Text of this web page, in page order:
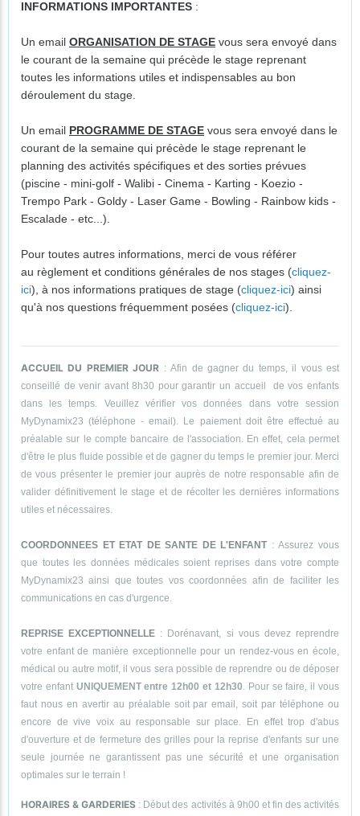
INFORMATIONS IMPORTANTES :
Un email ORGANISATION DE STAGE vous sera envoyé dans
le courant de la semaine qui précède le stage reprenant
toutes les informations utiles et indispensables au bon
déroulement du stage.
Un email PROGRAMME DE STAGE vous sera envoyé dans le
courant de la semaine qui précède le stage reprenant le
planning des activités spécifiques et des sorties prévues
(piscine - mini-golf - Walibi - Cinema - Karting - Koezio -
Trempo Park - Goldy - Laser Game - Bowling - Rainbow kids -
Escalade - etc...).
Pour toutes autres informations, merci de vous référer
au règlement et conditions générales de nos stages (cliquez-
ici), à nos informations pratiques de stage (cliquez-ici) ainsi
qu'à nos questions fréquemment posées (cliquez-ici).
ACCUEIL DU PREMIER JOUR : Afin de gagner du temps, il vous est
conseillé de venir avant 8h30 pour garantir un accueil de vos enfants
dans les temps. Veuillez vérifier vos données dans votre session
MyDynamix23 (téléphone - email). Le paiement doit être effectué au
préalable sur le compte bancaire de l'association. En effet, cela permet
d'être le plus fluide possible et de gagner du temps le premier jour. Merci
de vous présenter le premier jour auprès de notre responsable afin de
valider définitivement le stage et de récolter les dernières informations
utiles et nécessaires.
COORDONNEES ET ETAT DE SANTE DE L'ENFANT: Assurez vous
que toutes les données médicales soient reprises dans votre compte
MyDynamix23 ainsi que toutes vos coordonnées afin de faciliter les
communications en cas d'urgence.
REPRISE EXCEPTIONNELLE : Dorénavant, si vous devez reprendre
votre enfant de manière exceptionnelle pour un rendez-vous en école,
médical ou autre motif, il vous sera possible de reprendre ou de déposer
votre enfant UNIQUEMENT entre 12h00 et 12h30. Pour se faire, il vous
faut nous en avertir au préalable soit par email, soit par téléphone ou
encore de vive voix au responsable sur place. En effet trop d'abus
d'ouverture et de fermeture des grilles pour la reprise d'enfants sur une
seule journée ne garantissent pas une sécurité et une organisation
optimales sur le terrain !
HORAIRES & GARDERIES : Début des activités à 9h00 et fin des activités